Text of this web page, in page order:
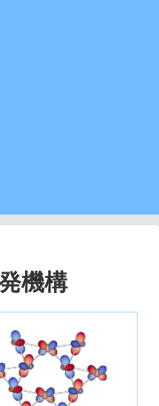
機構